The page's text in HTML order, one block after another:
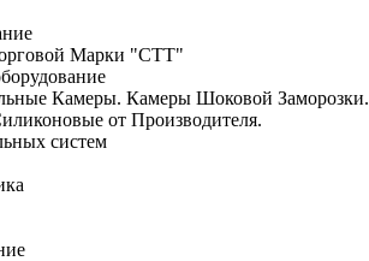
Марки "СТТ"
Камеры. Камеры Шоковой Заморозки.
от Производителя.
систем